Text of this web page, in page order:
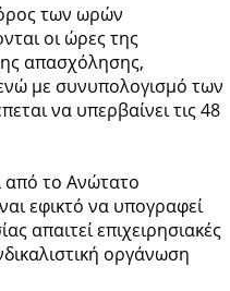
των ωρών
οι ώρες της
απασχόλησης,
με συνυπολογισμό των
να υπερβαίνει τις 48
από το Ανώτατο
εφικτό να υπογραφεί
απαιτεί επιχειρησιακές
οργάνωση